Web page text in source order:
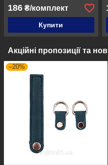
186 ₴/комплект
Купити
Акційні пропозиції та
–20%